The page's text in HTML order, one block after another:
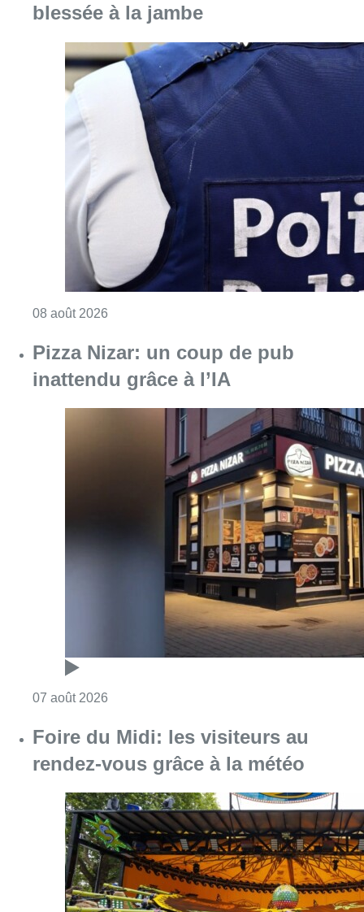
blessée à la jambe
08 août 2026
Pizza Nizar: un coup de pub
inattendu grâce à l’IA
07 août 2026
Foire du Midi: les visiteurs au
rendez-vous grâce à la météo